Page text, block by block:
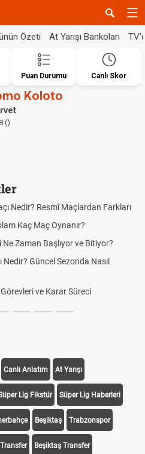
Özeti At Yarışı Bankoları
Puan Durumu Canlı Skor
Koloto
()
Nedir? Resmî Maçlardan Farkları
Kaç Maç Oynanır?
Zaman Başlıyor ve Bitiyor?
Nedir? Güncel Sezonda Nasıl
Görevleri ve Karar Süreci
Canlı Anlatım At Yarışı
Lig Fikstür Süper Lig Haberleri
Beşiktaş Trabzonspor
Beşiktaş Transfer